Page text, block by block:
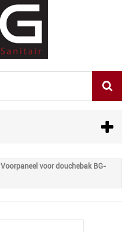
Voorpaneel voor douchebak BG-